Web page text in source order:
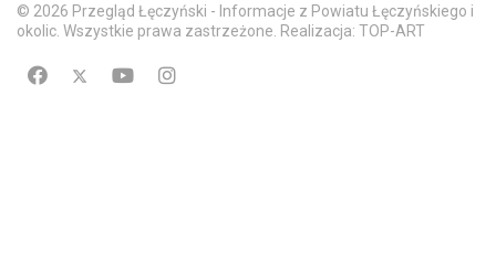
© 2026 Przegląd Łęczyński - Informacje z Powiatu Łęczyńskiego i
okolic. Wszystkie prawa zastrzeżone. Realizacja: TOP-ART